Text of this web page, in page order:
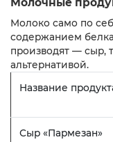
Молоко само по
содержанием
производят — сыр,
альтернативой.
Название
Сыр «Пармезан»